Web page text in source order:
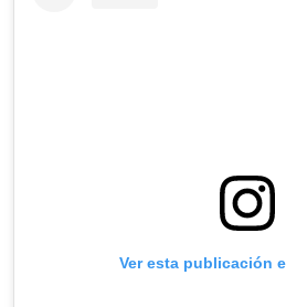
Ver esta publicación